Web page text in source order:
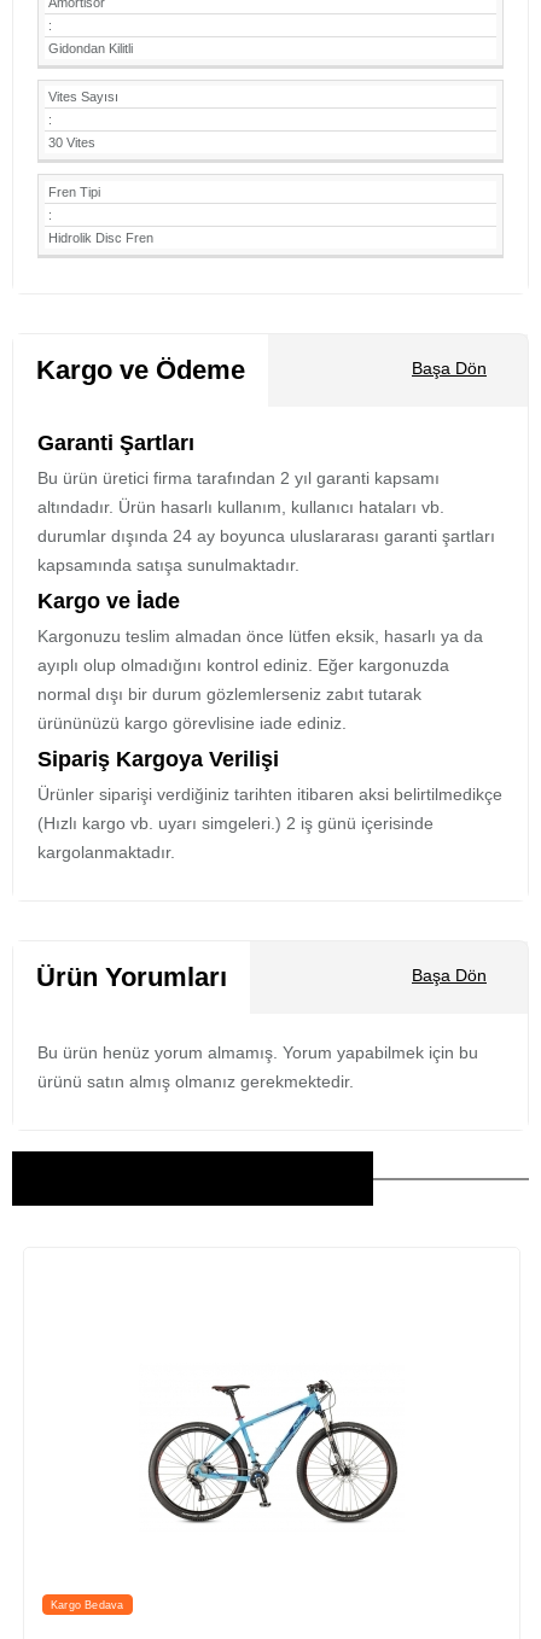
:
Gidondan Kilitli
Vites Sayısı
:
30 Vites
Fren Tipi
:
Hidrolik Disc Fren
Kargo ve Ödeme Başa Dön
Garanti Şartları
Bu ürün üretici firma tarafından 2 yıl garanti kapsamı
altındadır. Ürün hasarlı kullanım, kullanıcı hataları vb.
durumlar dışında 24 ay boyunca uluslararası garanti şartları
kapsamında satışa sunulmaktadır.
Kargo ve İade
Kargonuzu teslim almadan önce lütfen eksik, hasarlı ya da
ayıplı olup olmadığını kontrol ediniz. Eğer kargonuzda
normal dışı bir durum gözlemlerseniz zabıt tutarak
ürününüzü kargo görevlisine iade ediniz.
Sipariş Kargoya Verilişi
Ürünler siparişi verdiğiniz tarihten itibaren aksi belirtilmedikçe
(Hızlı kargo vb. uyarı simgeleri.) 2 iş günü içerisinde
kargolanmaktadır.
Ürün Yorumları Başa Dön
Bu ürün henüz yorum almamış. Yorum yapabilmek için bu
ürünü satın almış olmanız gerekmektedir.
Kargo Bedava